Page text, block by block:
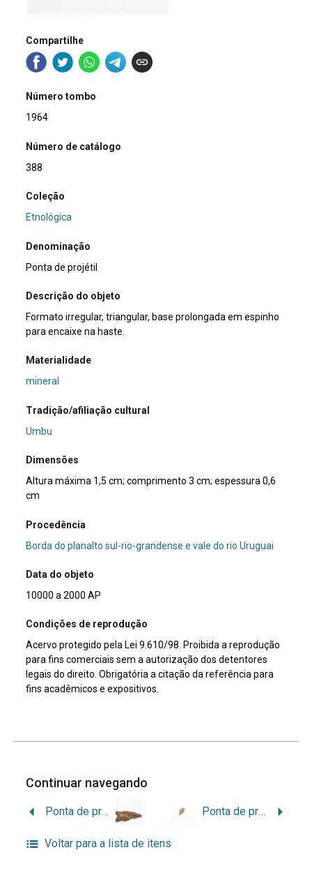
Compartilhe
Número tombo
1964
Número de catálogo
388
Coleção
Etnológica
Denominação
Ponta de projétil
Descrição do objeto
Formato irregular, triangular, base prolongada em espinho
para encaixe na haste.
Materialidade
mineral
Tradição/afiliação cultural
Umbu
Dimensões
Altura máxima 1,5 cm; comprimento 3 cm; espessura 0,6
cm
Procedência
Borda do planalto sul-rio-grandense e vale do rio Uruguai
Data do objeto
10000 a 2000 AP
Condições de reprodução
Acervo protegido pela Lei 9.610/98. Proibida a reprodução
para fins comerciais sem a autorização dos detentores
legais do direito. Obrigatória a citação da referência para
fins acadêmicos e expositivos.
Continuar navegando
Ponta de projétil Ponta de projétil
Voltar para a lista de itens